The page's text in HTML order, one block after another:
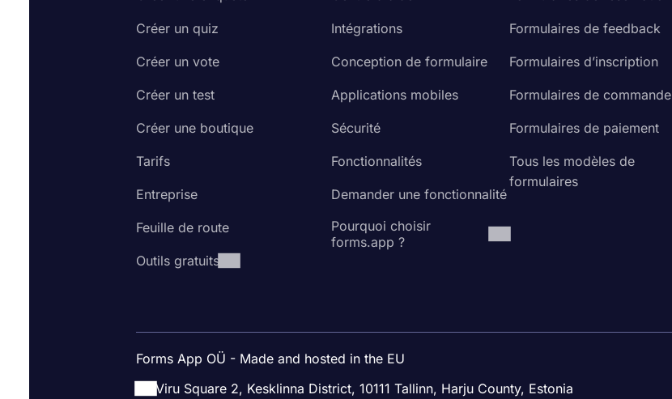
Créer un quiz
Créer un vote
Créer un test
Créer une boutique
Tarifs
Entreprise
Feuille de route
Outils gratuits
Intégrations
Conception de formulaire
Applications mobiles
Sécurité
Fonctionnalités
Demander une fonctionnalité
Pourquoi choisir
forms.app ?
Formulaires de feedback
Formulaires d’inscription
Formulaires de commande
Formulaires de paiement
Tous les modèles de
formulaires
Forms App OÜ - Made and hosted in the EU
Viru Square 2, Kesklinna District, 10111 Tallinn, Harju County, Estonia